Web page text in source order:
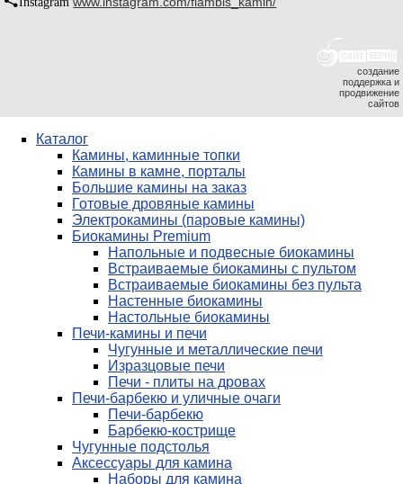
создание
поддержка и
продвижение
сайтов
Каталог
Камины, каминные топки
Камины в камне, порталы
Большие камины на заказ
Готовые дровяные камины
Электрокамины (паровые камины)
Биокамины Premium
Напольные и подвесные биокамины
Встраиваемые биокамины с пультом
Встраиваемые биокамины без пульта
Настенные биокамины
Настольные биокамины
Печи-камины и печи
Чугунные и металлические печи
Изразцовые печи
Печи - плиты на дровах
Печи-барбекю и уличные очаги
Печи-барбекю
Барбекю-кострище
Чугунные подстолья
Аксессуары для камина
Наборы для камина